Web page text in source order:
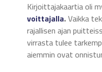
Kirjoittajakaartia oli
voittajalla.Vaikka
rajallisen ajan
virrasta tulee
aiemmin ovat